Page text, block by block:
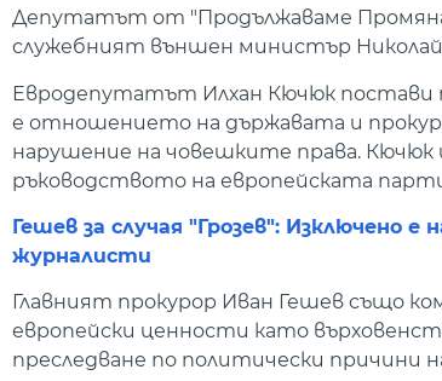
Депутатът от "Продължаваме
служебният външен министър Николай
Евродепутатът Илхан Кючюк постави
е отношението на държавата и
нарушение на човешките права. Кючюк
ръководството на европейската
Гешев за случая "Грозев": Изключено
журналисти
Главният прокурор Иван Гешев също
европейски ценности като
преследване по политически причини